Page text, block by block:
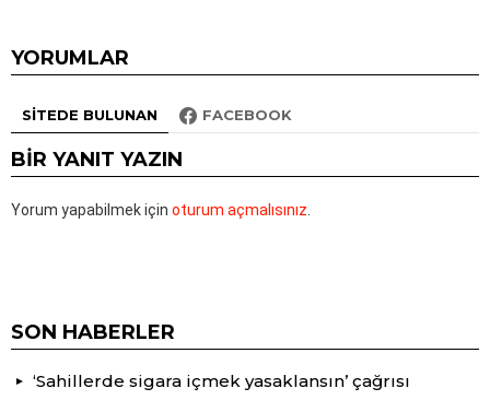
YORUMLAR
SITEDE BULUNAN FACEBOOK
BIR YANIT YAZIN
Yorum yapabilmek için oturum açmalısınız
SON HABERLER
‘Sahillerde sigara içmek yasaklansın’ çağrısı